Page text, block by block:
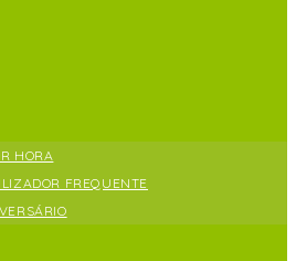
HORA
FREQUENTE